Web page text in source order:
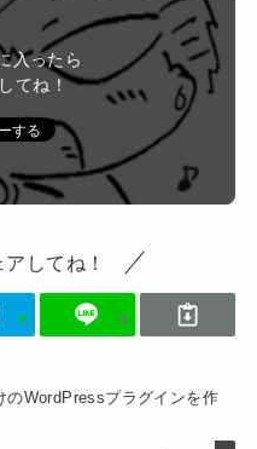
入ったら
てね！
してね！
のWordPressプラグインを作